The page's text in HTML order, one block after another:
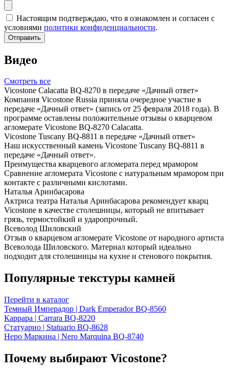
Настоящим подтверждаю, что я ознакомлен и согласен с
условиями политики конфиденциальности.
Отправить
Видео
Смотреть все
Vicostone Calacatta BQ-8270 в передаче «Дачный ответ»
Компания Vicostone Russia приняла очередное участие в
передаче «Дачный ответ» (запись от 25 февраля 2018 года). В
программе оставлены положительные отзывы о кварцевом
агломерате Vicostone BQ-8270 Calacatta.
Vicostone Tuscany BQ-8811 в передаче «Дачный ответ»
Наш искусственный камень Vicostone Tuscany BQ-8811 в
передаче «Дачный ответ».
Преимущества кварцевого агломерата перед мрамором
Сравнение агломерата Vicostone с натуральным мрамором при
контакте с различными кислотами.
Наталья Аринбасарова
Актриса театра Наталья Аринбасарова рекомендует кварц
Vicostone в качестве столешницы, который не впитывает
грязь, термостойкий и ударопрочный.
Всеволод Шиловский
Отзыв о кварцевом агломерате Vicostone от народного артиста
Всеволода Шиловского. Материал который идеально
подходит для столешницы на кухне и стенового покрытия.
Популярные текстуры камней
Перейти в каталог
Темный Имперадор | Dark Emperador BQ-8560
Каррара | Carrara BQ-8220
Статуарио | Statuario BQ-8628
Неро Маркина | Nero Marquina BQ-8740
Почему выбирают Vicostone?